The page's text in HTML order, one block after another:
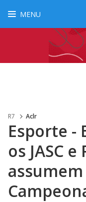
MENU
R7 Aclr
Esporte -
os JASC